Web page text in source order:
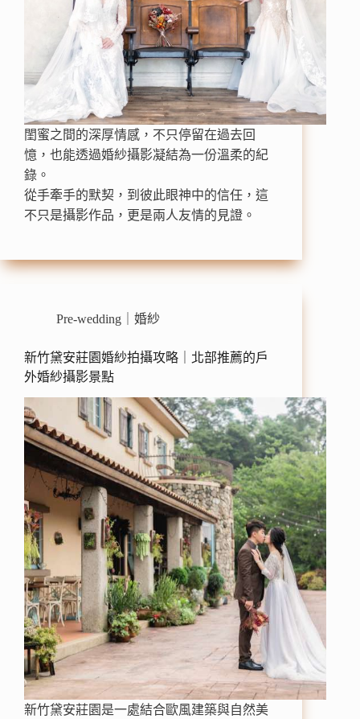
閨蜜之間的深厚情感，不只停留在過去回
憶，也能透過婚紗攝影凝結為一份溫柔的紀
錄。
從手牽手的默契，到彼此眼神中的信任，這
不只是攝影作品，更是兩人友情的見證。
Pre-wedding｜婚紗
新竹黛安莊園婚紗拍攝攻略｜北部推薦的戶
外婚紗攝影景點
新竹黛安莊園是一處結合歐風建築與自然美